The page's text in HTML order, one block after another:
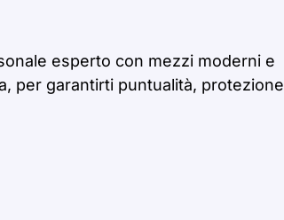
esperto con mezzi moderni e
per garantirti puntualità, protezione